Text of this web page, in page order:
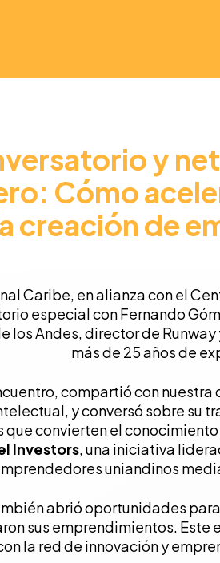
y
Cómo
creación de
Caribe, en alianza con el
especial con Fernando
los Andes, director de
más de 25 años de
compartió con
y conversó sobre su
que convierten el
Investors, una iniciativa
uniandinos
abrió oportunidades
sus emprendimientos.
la red de innovación y